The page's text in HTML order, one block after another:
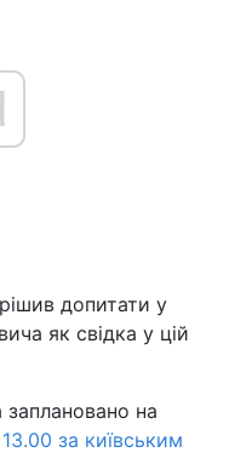
допитати у
як свідка у цій
на
за київським